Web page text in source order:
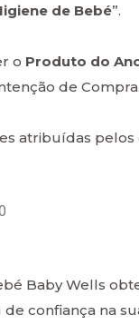
de Bebé”.
o Produto do
de Compra.
atribuídas
Baby Wells
de confiança na